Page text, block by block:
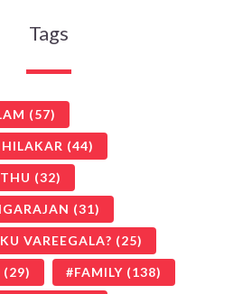
Tags
(57)
(44)
(32)
(31)
VAREEGALA? (25)
(29) FAMILY (138)